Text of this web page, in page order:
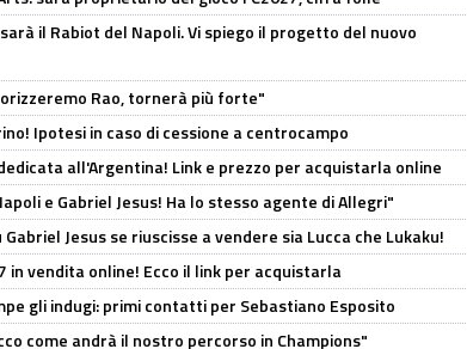
il Rabiot del Napoli. Vi spiego il progetto del nuovo
Rao, tornerà più forte"
Ipotesi in caso di cessione a centrocampo
all'Argentina! Link e prezzo per acquistarla online
e Gabriel Jesus! Ha lo stesso agente di Allegri"
Jesus se riuscisse a vendere sia Lucca che Lukaku!
in vendita online! Ecco il link per acquistarla
gli indugi: primi contatti per Sebastiano Esposito
come andrà il nostro percorso in Champions"